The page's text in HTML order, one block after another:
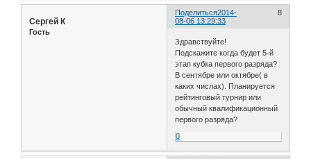
Поделиться 8
2014-
08-06 13:29:33
Сергей К
Гость
Здравствуйте!
Подскажите когда будет 5-й
этап кубка первого разряда?
В сентябре или октябре( в
каких числах). Планируется
рейтинговый турнир или
обычный квалификационный
первого разряда?
0